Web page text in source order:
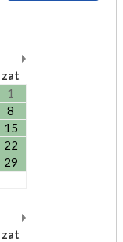
zat
1
8
15
22
29
zat